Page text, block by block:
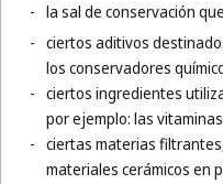
- la sal de conservación
- ciertos aditivos
los conservadores
- ciertos ingredientes
por ejemplo: las
- ciertas materias
materiales cerámicos en